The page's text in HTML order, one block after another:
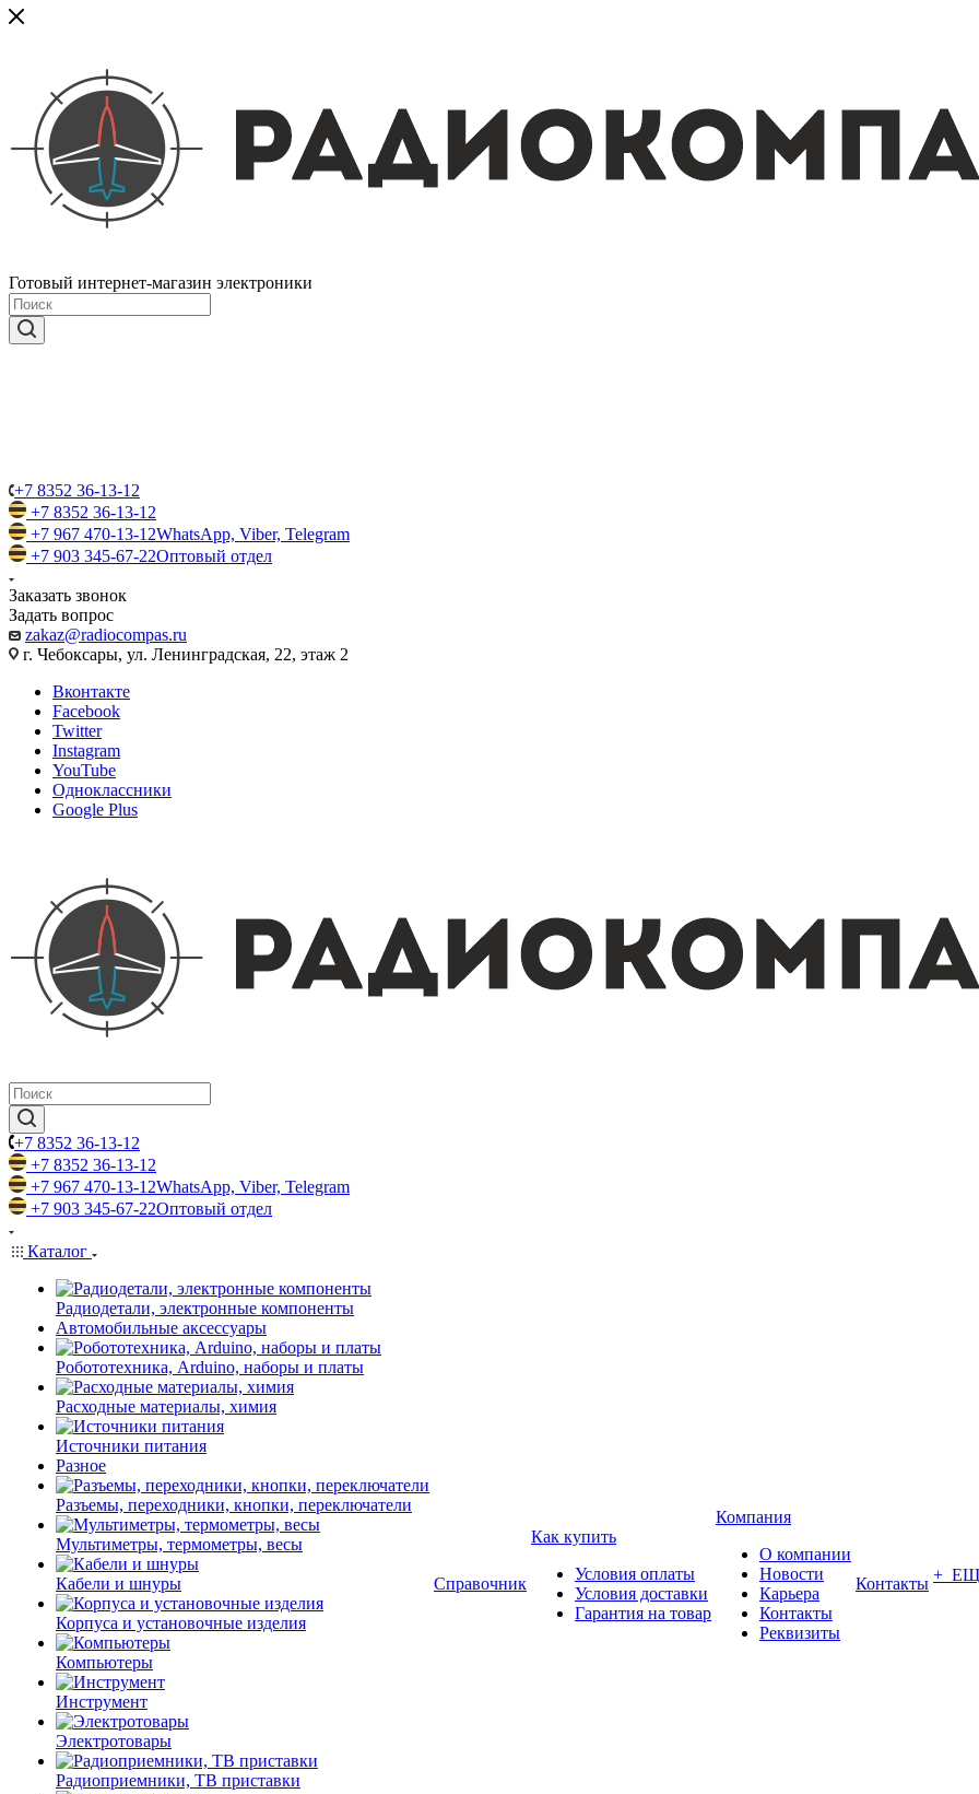
Готовый интернет-магазин электроники
+7 8352 36-13-12
+7 8352 36-13-12
+7 967 470-13-12WhatsApp, Viber, Telegram
+7 903 345-67-22Оптовый отдел
Заказать звонок
Задать вопрос
zakaz@radiocompas.ru
г. Чебоксары, ул. Ленинградская, 22, этаж 2
Вконтакте
Facebook
Twitter
Instagram
YouTube
Одноклассники
Google Plus
+7 8352 36-13-12
+7 8352 36-13-12
+7 967 470-13-12WhatsApp, Viber, Telegram
+7 903 345-67-22Оптовый отдел
Каталог
Радиодетали, электронные компоненты
Автомобильные аксессуары
Робототехника, Arduino, наборы и платы
Расходные материалы, химия
Источники питания
Разное
Разъемы, переходники, кнопки, переключатели
Мультиметры, термометры, весы
Кабели и шнуры
Корпуса и установочные изделия
Компьютеры
Инструмент
Электротовары
Радиоприемники, ТВ приставки
Справочник
Как купить
Условия оплаты
Условия доставки
Гарантия на товар
Компания
О компании
Новости
Карьера
Контакты
Реквизиты
Контакты +